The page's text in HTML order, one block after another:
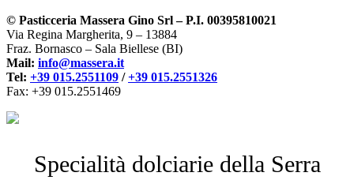
© Pasticceria Massera Gino Srl – P.I. 00395810021
Via Regina Margherita, 9 – 13884
Fraz. Bornasco – Sala Biellese (BI)
Mail: info@massera.it
Tel: +39 015.2551109 /+39 015.2551326
Fax: +39 015.2551469
Specialità dolciarie della Serra